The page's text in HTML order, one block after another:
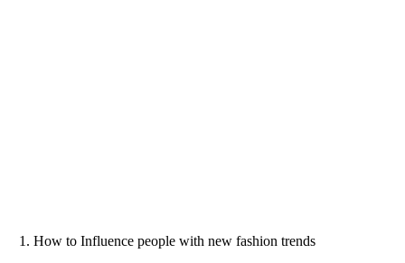
How to Influence people with new fashion trends